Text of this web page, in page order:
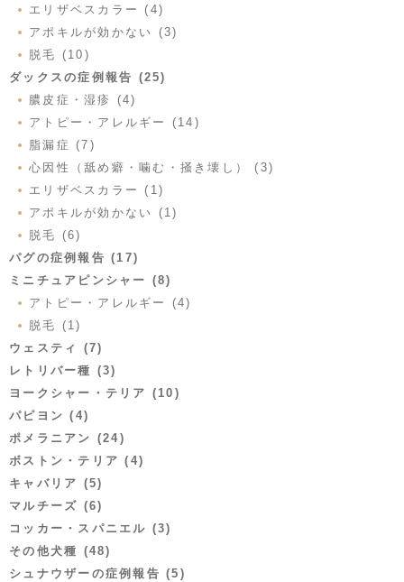
エリザベスカラー (4)
アポキルが効かない (3)
脱毛 (10)
ダックスの症例報告 (25)
膿皮症・湿疹 (4)
アトピー・アレルギー (14)
脂漏症 (7)
心因性（舐め癖・噛む・掻き壊し） (3)
エリザベスカラー (1)
アポキルが効かない (1)
脱毛 (6)
パグの症例報告 (17)
ミニチュアピンシャー (8)
アトピー・アレルギー (4)
脱毛 (1)
ウェスティ (7)
レトリバー種 (3)
ヨークシャー・テリア (10)
パピヨン (4)
ポメラニアン (24)
ボストン・テリア (4)
キャバリア (5)
マルチーズ (6)
コッカー・スパニエル (3)
その他犬種 (48)
シュナウザーの症例報告 (5)